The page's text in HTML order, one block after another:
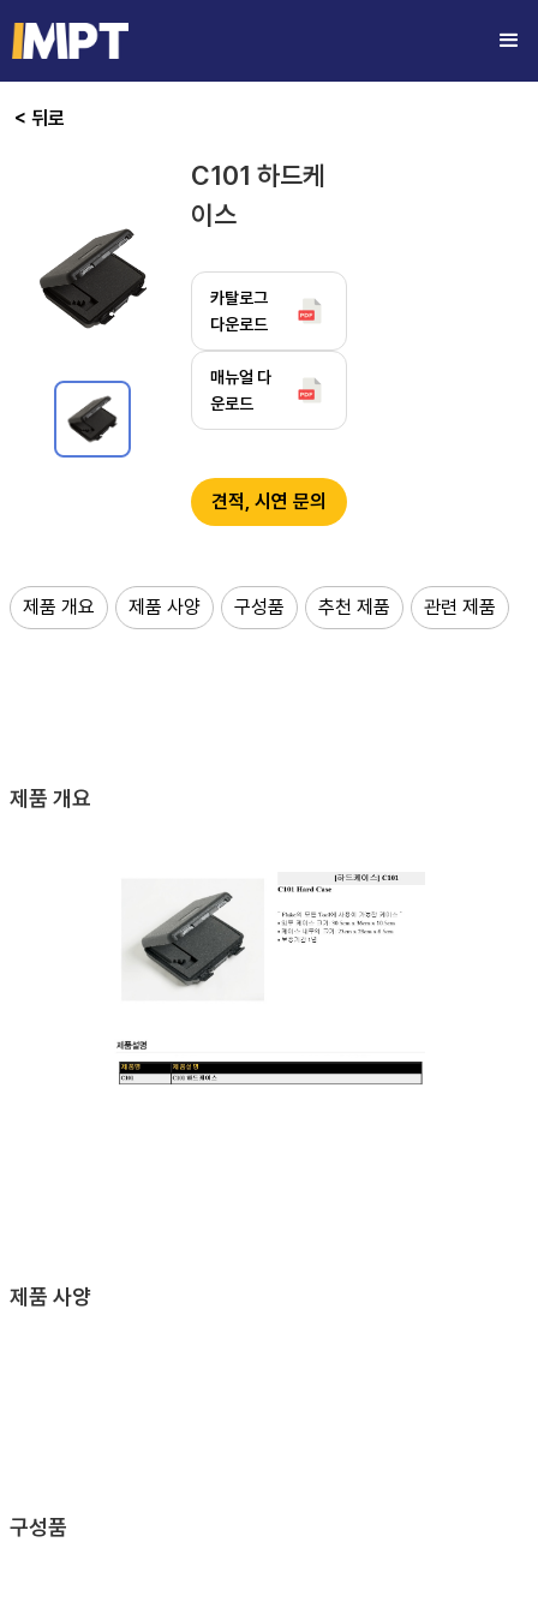
< 뒤로
C101 하드케
이스
카탈로그
다운로드
매뉴얼 다
운로드
견적, 시연 문의
제품 개요 제품 사양 구성품 추천 제품 관련 제품
제품 개요
제품 사양
구성품